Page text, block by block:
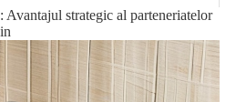
strategic al parteneriatelor